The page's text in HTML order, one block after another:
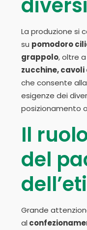
La produzione si
su pomodoro
grappolo, oltre a
zucchine, cavoli
che consente
esigenze dei
posizionamento
Il
del
Grande
al